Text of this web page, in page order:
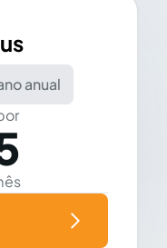
anual